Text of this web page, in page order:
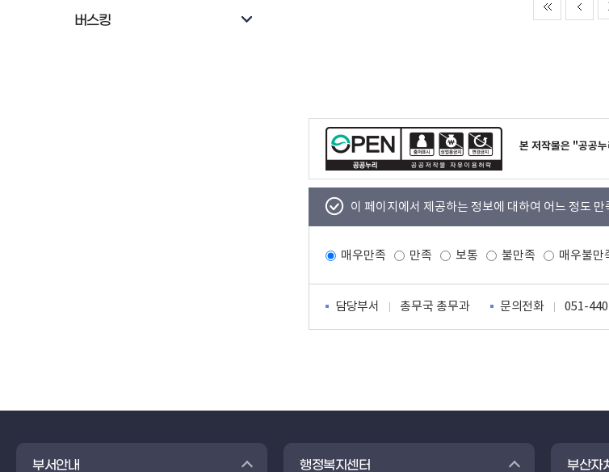
버스킹
본 저작물은 "공공
이 페이지에서 제공하는 정보에 대하여 어느 정도
매우만족 만족 보통 불만족 매우불만
담당부서 총무국 총무과 문의전화 051-
부서안내 행정복지센터 부산자